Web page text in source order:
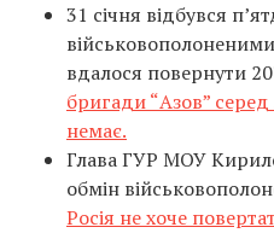
31 січня відбувся
вдалося повернути
бригади “Азов”
немає.
Глава ГУР МОУ
обмін
Росія не хоче